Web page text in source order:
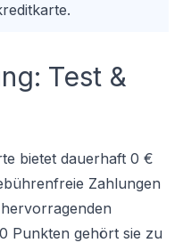
Test &
bietet dauerhaft 0 €
Zahlungen
Punkten gehört sie zu